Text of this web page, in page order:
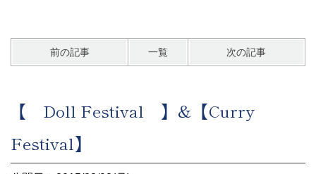
前の記事 一覧 次の記事
【 Doll Festival 】＆【Curry
Festival】